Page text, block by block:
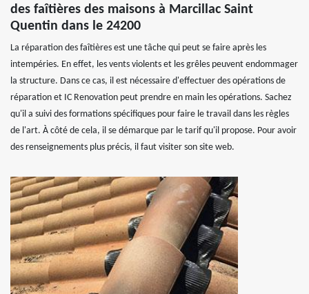
des faîtières des maisons à Marcillac Saint
Quentin dans le 24200
La réparation des faîtières est une tâche qui peut se faire après les
intempéries. En effet, les vents violents et les grêles peuvent endommager
la structure. Dans ce cas, il est nécessaire d'effectuer des opérations de
réparation et IC Renovation peut prendre en main les opérations. Sachez
qu'il a suivi des formations spécifiques pour faire le travail dans les règles
de l'art. À côté de cela, il se démarque par le tarif qu'il propose. Pour avoir
des renseignements plus précis, il faut visiter son site web.